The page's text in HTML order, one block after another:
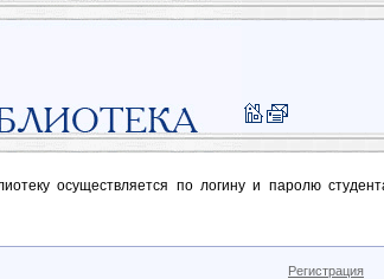
осуществляется по логину и паролю
Регистрация